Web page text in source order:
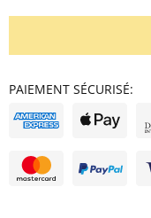
PAIEMENT SÉCURISÉ: